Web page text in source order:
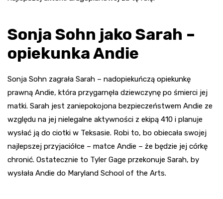
Sonja Sohn jako Sarah –
opiekunka Andie
Sonja Sohn zagrała Sarah – nadopiekuńczą opiekunkę
prawną Andie, która przygarnęła dziewczynę po śmierci jej
matki. Sarah jest zaniepokojona bezpieczeństwem Andie ze
względu na jej nielegalne aktywności z ekipą 410 i planuje
wysłać ją do ciotki w Teksasie. Robi to, bo obiecała swojej
najlepszej przyjaciółce – matce Andie – że będzie jej córkę
chronić. Ostatecznie to Tyler Gage przekonuje Sarah, by
wysłała Andie do Maryland School of the Arts.